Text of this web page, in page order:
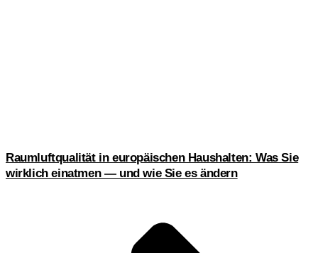
Raumluftqualität in europäischen Haushalten: Was Sie
wirklich einatmen — und wie Sie es ändern